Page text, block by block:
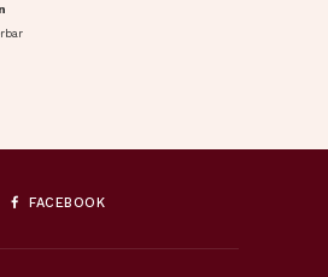
FACEBOOK